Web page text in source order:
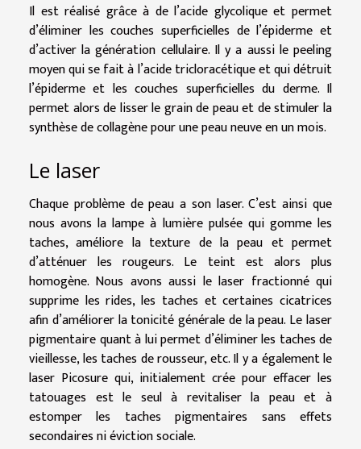
Il est réalisé grâce à de l’acide glycolique et permet
d’éliminer les couches superficielles de l’épiderme et
d’activer la génération cellulaire. Il y a aussi le peeling
moyen qui se fait à l’acide tricloracétique et qui détruit
l’épiderme et les couches superficielles du derme. Il
permet alors de lisser le grain de peau et de stimuler la
synthèse de collagène pour une peau neuve en un mois.
Le laser
Chaque problème de peau a son laser. C’est ainsi que
nous avons la lampe à lumière pulsée qui gomme les
taches, améliore la texture de la peau et permet
d’atténuer les rougeurs. Le teint est alors plus
homogène. Nous avons aussi le laser fractionné qui
supprime les rides, les taches et certaines cicatrices
afin d’améliorer la tonicité générale de la peau. Le laser
pigmentaire quant à lui permet d’éliminer les taches de
vieillesse, les taches de rousseur, etc. Il y a également le
laser Picosure qui, initialement crée pour effacer les
tatouages est le seul à revitaliser la peau et à
estomper les taches pigmentaires sans effets
secondaires ni éviction sociale.